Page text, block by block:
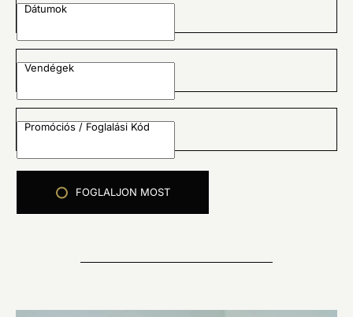
Dátumok
Vendégek
Promóciós / Foglalási Kód
FOGLALJON MOST